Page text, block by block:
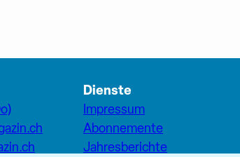
Dienste
Impressum
Abonnemente
Jahresberichte